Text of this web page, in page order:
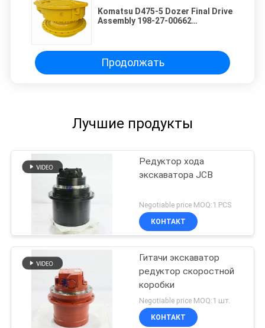
Komatsu D475-5 Dozer Final Drive
Assembly 198-27-00662
агрегат Двигатель высокого
крутящего момента
Продолжать
Лучшие продукты
Редуктор хода
экскаватора JCB
Negotiable price MOQ:1 PCS
КОНТАКТ
Гитачи экскаватор
редуктор скоростной
коробки
Negotiable price MOQ:1 шт.
КОНТАКТ